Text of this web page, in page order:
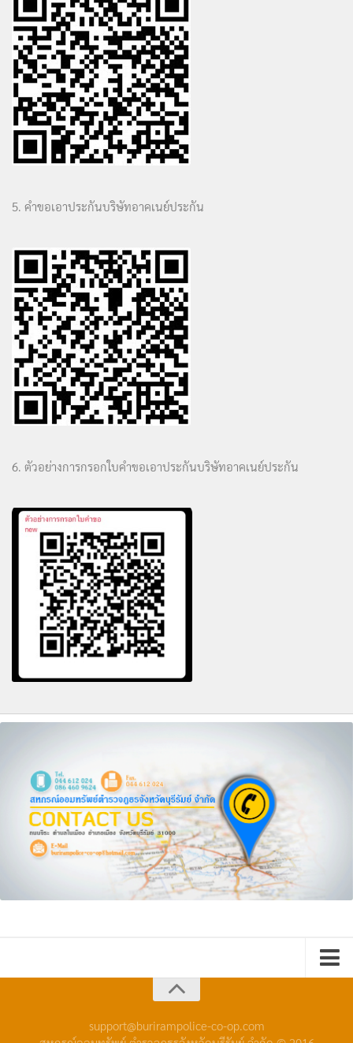
5. คำขอเอาประกันบริษัทอาคเนย์ประกัน
6. ตัวอย่างการกรอกใบคำขอเอาประกันบริษัทอาคเนย์ประกัน
support@burirampolice-co-op.com